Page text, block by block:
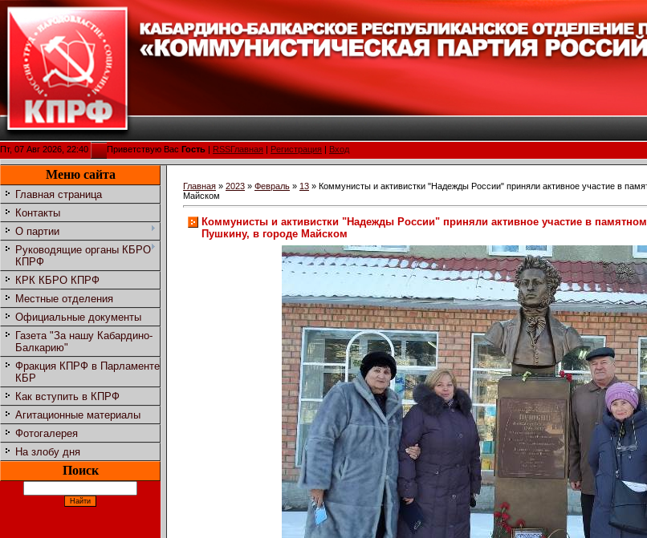
Пт, 07 Авг 2026, 22:40 Приветствую Вас Гость RSSГлавная Регистрация Вход
Меню сайта
Главная страница
Контакты
О партии
Руководящие органы КБРО
КПРФ
КРК КБРО КПРФ
Местные отделения
Официальные документы
Газета "За нашу Кабардино-
Балкарию"
Фракция КПРФ в Парламенте
КБР
Как вступить в КПРФ
Агитационные материалы
Фотогалерея
На злобу дня
Поиск
Главная » 2023 » Февраль » 13 » Коммунисты и активистки "Надежды России" приняли активное участие в
Майском
Коммунисты и активистки "Надежды России" приняли активное участие в
Пушкину, в городе Майском